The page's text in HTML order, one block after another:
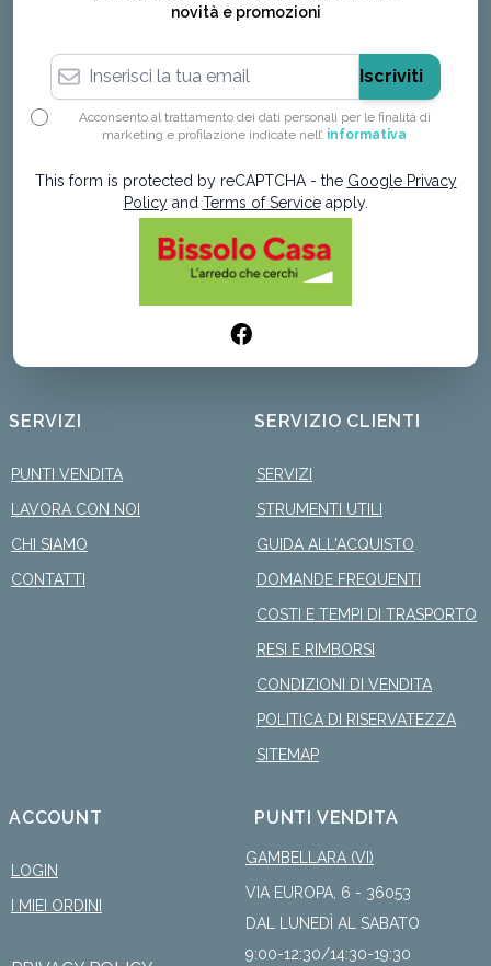
SERVIZI
PUNTI VENDITA
LAVORA CON NOI
CHI SIAMO
CONTATTI
SERVIZIO CLIENTI
SERVIZI
STRUMENTI UTILI
GUIDA ALL'ACQUISTO
DOMANDE FREQUENTI
COSTI E TEMPI DI TRASPORTO
RESI E RIMBORSI
CONDIZIONI DI VENDITA
POLITICA DI RISERVATEZZA
SITEMAP
novità e promozioni
Indirizzo email
Iscriviti
Acconsento al trattamento dei dati personali per le finalità di
marketing e profilazione indicate nell’ informativa
This form is protected by reCAPTCHA - the Google Privacy
Policyand Terms of Serviceapply.
ACCOUNT
LOGIN
I MIEI ORDINI
PUNTI VENDITA
GAMBELLARA (VI)
VIA EUROPA, 6 - 36053
DAL LUNEDÌ AL SABATO
9:00-12:30/14:30-19:30